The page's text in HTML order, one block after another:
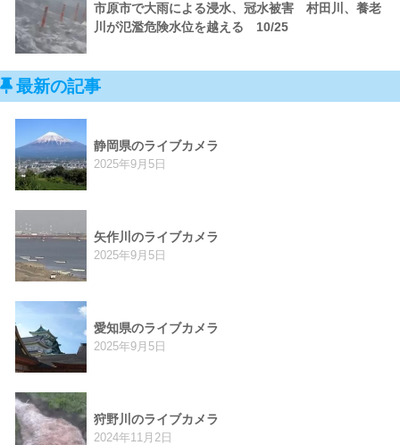
市原市で大雨による浸水、冠水被害 村田川、養老
川が氾濫危険水位を越える 10/25
最新の記事
静岡県のライブカメラ
2025年9月5日
矢作川のライブカメラ
2025年9月5日
愛知県のライブカメラ
2025年9月5日
狩野川のライブカメラ
2024年11月2日